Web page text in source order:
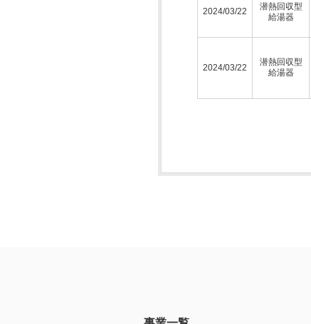
2024/03/22
潜熱回収型
給湯器
2024/03/22
潜熱回収型
給湯器